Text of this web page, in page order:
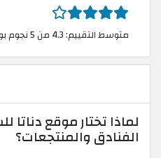
متوسط التقييم: 4.3 من 5 نجوم بواسطة 36171 مستخدم
لماذا تختار موقع دناتا
الفنادق والمنتجعات؟